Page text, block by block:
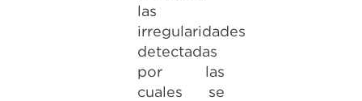
las
irregularidades
detectadas
por las
cuales se